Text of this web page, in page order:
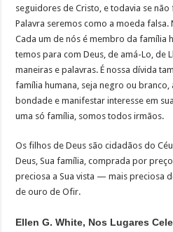
seguidores de Cristo, e todavia se
Palavra seremos como a moeda
Cada um de nós é membro da família
temos para com Deus, de amá-Lo, de
maneiras e palavras. É nossa dívida
família humana, seja negro ou
bondade e manifestar interesse em
uma só família, somos todos irmãos.
Os filhos de Deus são cidadãos do
Deus, Sua família, comprada por
preciosa a Sua vista — mais preciosa
de ouro de Ofir.
Ellen G. White, Nos Lugares